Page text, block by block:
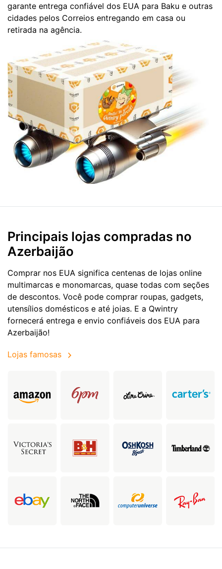
garante entrega confiável dos EUA para Baku e outras
cidades pelos Correios entregando em casa ou
retirada na agência.
Principais lojas compradas no
Azerbaijão
Comprar nos EUA significa centenas de lojas online
multimarcas e monomarcas, quase todas com seções
de descontos. Você pode comprar roupas, gadgets,
utensílios domésticos e até joias. E a Qwintry
fornecerá entrega e envio confiáveis dos EUA para
Azerbaijão!
Lojas famosas